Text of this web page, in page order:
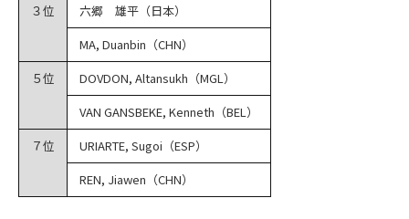
３位
六郷 雄平（日本）
MA, Duanbin（CHN）
５位
DOVDON, Altansukh（MGL）
VAN GANSBEKE, Kenneth（BEL）
７位
URIARTE, Sugoi（ESP）
REN, Jiawen（CHN）